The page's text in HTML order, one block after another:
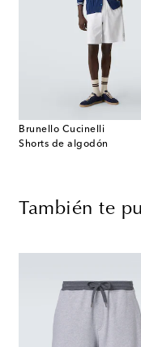
Brunello Cucinelli
Shorts de algodón
También te